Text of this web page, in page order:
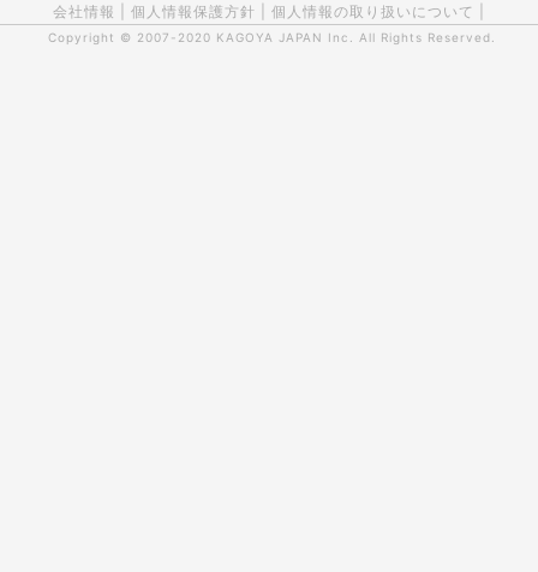
会社情報 個人情報保護方針 個人情報の取り扱いについて
Copyright © 2007-2020 KAGOYA JAPAN Inc. All Rights Reserved.